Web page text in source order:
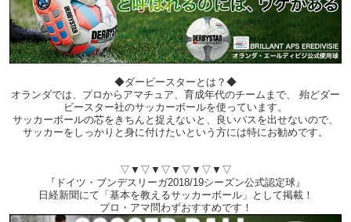
◆ダービースターとは？◆
オランダでは、プロからアマチュア、育成年代のチームまで、 殆どダー
ビースター社のサッカーボールを使っています。
サッカーボールの芯をきちんと捉えないと、良いパスを出せないので、
サッカーをしっかりと身に付けたいという方には特にお勧めです。
▽▼▽▼▽▼▽▼▽▼▽
『ドイツ・ブンデスリーガ2018/19シーズン公式認定球』
日経新聞にて「基本を教えるサッカーボール」として掲載！
プロ・アマ問わずおすすめです！